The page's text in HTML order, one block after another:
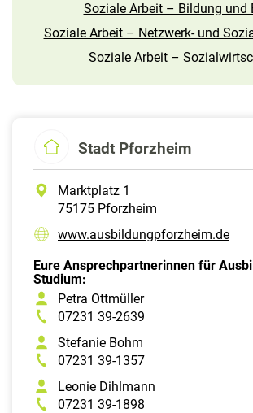
Soziale Arbeit – Bildung und
Soziale Arbeit – Netzwerk- und
Soziale Arbeit –
Stadt Pforzheim
Marktplatz 1
75175 Pforzheim
www.ausbildungpforzheim.de
Eure Ansprechpartnerinnen für
Studium:
Petra Ottmüller
07231 39-2639
Stefanie Bohm
07231 39-1357
Leonie Dihlmann
07231 39-1898